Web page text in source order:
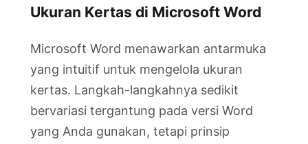
Ukuran Kertas di Microsoft Word
Microsoft Word menawarkan antarmuka
yang intuitif untuk mengelola ukuran
kertas. Langkah-langkahnya sedikit
bervariasi tergantung pada versi Word
yang Anda gunakan, tetapi prinsip